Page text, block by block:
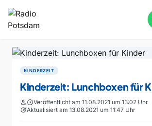
KINDERZEIT
Kinderzeit: Lunchboxen für
personscheduleVeröffentlicht am 11.08.2021 um 13:02 Uhr
updateAktualisiert am 13.08.2021 um 11:47 Uhr